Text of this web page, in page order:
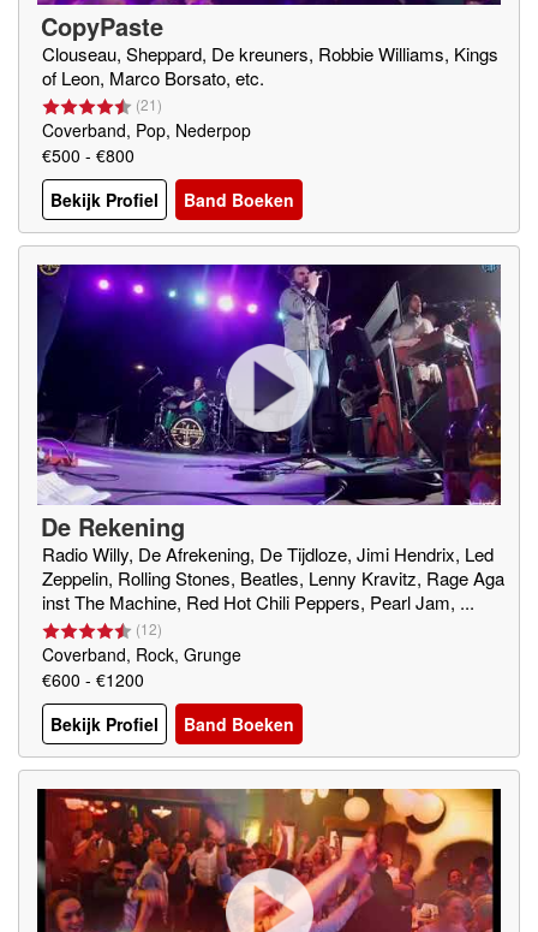
CopyPaste
Clouseau, Sheppard, De kreuners, Robbie Williams, Kings
of Leon, Marco Borsato, etc.
(21)
Coverband, Pop, Nederpop
€500 - €800
Bekijk Profiel
Band Boeken
De Rekening
Radio Willy, De Afrekening, De Tijdloze, Jimi Hendrix, Led
Zeppelin, Rolling Stones, Beatles, Lenny Kravitz, Rage Aga
inst The Machine, Red Hot Chili Peppers, Pearl Jam, ...
(12)
Coverband, Rock, Grunge
€600 - €1200
Bekijk Profiel
Band Boeken